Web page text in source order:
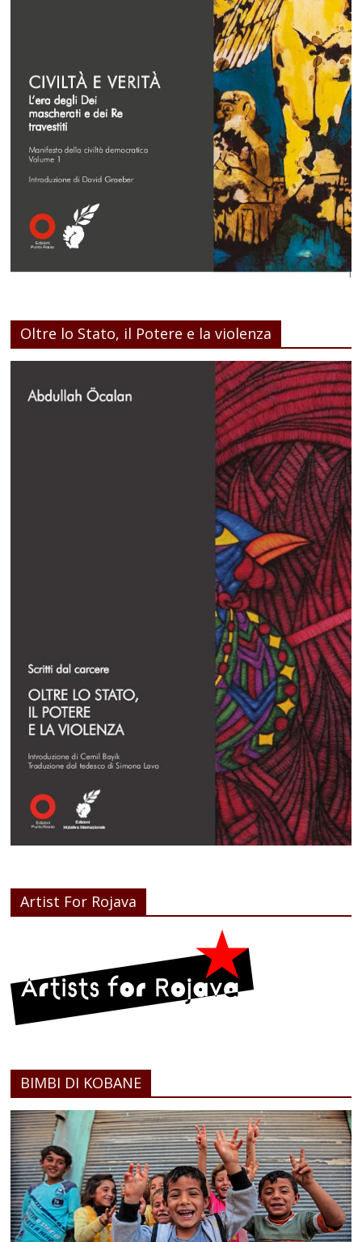
Oltre lo Stato, il Potere e la violenza
Artist For Rojava
BIMBI DI KOBANE